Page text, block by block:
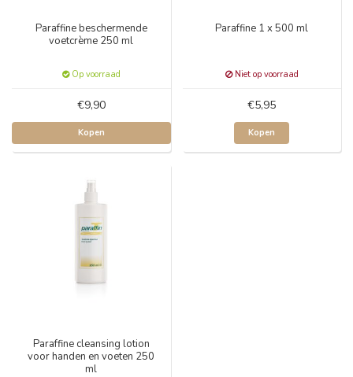
Paraffine beschermende
voetcrème 250 ml
Op voorraad
€9,90
Kopen
Paraffine 1 x 500 ml
Niet op voorraad
€5,95
Kopen
Paraffine cleansing lotion
voor handen en voeten 250
ml